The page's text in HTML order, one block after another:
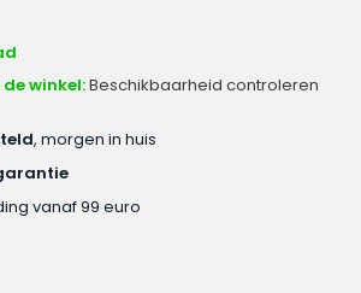
de winkel:Beschikbaarheid controleren
, morgen in huis
vanaf 99 euro